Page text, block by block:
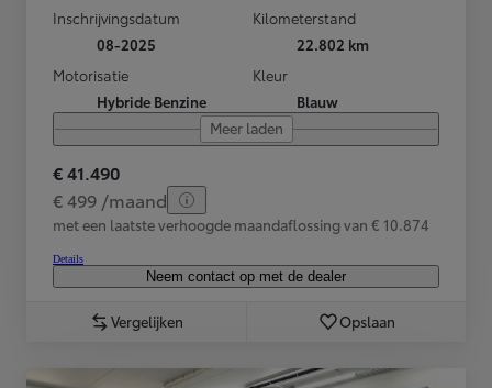
Inschrijvingsdatum
08-2025
Kilometerstand
22.802 km
Motorisatie
Hybride Benzine
Kleur
Blauw
Meer laden
€ 41.490
€ 499 /maand
met een laatste verhoogde maandaflossing van € 10.874
Details
Neem contact op met de dealer
Vergelijken Opslaan